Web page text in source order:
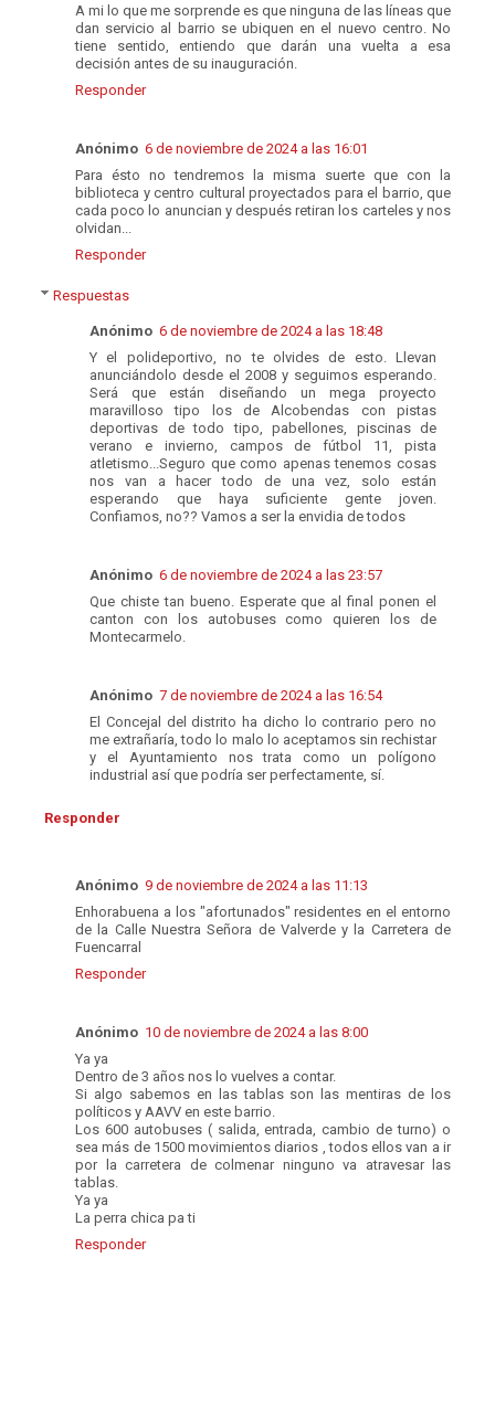
A mi lo que me sorprende es que ninguna de las líneas que
dan servicio al barrio se ubiquen en el nuevo centro. No
tiene sentido, entiendo que darán una vuelta a esa
decisión antes de su inauguración.
Responder
Anónimo 6 de noviembre de 2024 a las 16:01
Para ésto no tendremos la misma suerte que con la
biblioteca y centro cultural proyectados para el barrio, que
cada poco lo anuncian y después retiran los carteles y nos
olvidan...
Responder
Respuestas
Anónimo 6 de noviembre de 2024 a las 18:48
Y el polideportivo, no te olvides de esto. Llevan
anunciándolo desde el 2008 y seguimos esperando.
Será que están diseñando un mega proyecto
maravilloso tipo los de Alcobendas con pistas
deportivas de todo tipo, pabellones, piscinas de
verano e invierno, campos de fútbol 11, pista
atletismo...Seguro que como apenas tenemos cosas
nos van a hacer todo de una vez, solo están
esperando que haya suficiente gente joven.
Confiamos, no?? Vamos a ser la envidia de todos
Anónimo 6 de noviembre de 2024 a las 23:57
Que chiste tan bueno. Esperate que al final ponen el
canton con los autobuses como quieren los de
Montecarmelo.
Anónimo 7 de noviembre de 2024 a las 16:54
El Concejal del distrito ha dicho lo contrario pero no
me extrañaría, todo lo malo lo aceptamos sin rechistar
y el Ayuntamiento nos trata como un polígono
industrial así que podría ser perfectamente, sí.
Responder
Anónimo 9 de noviembre de 2024 a las 11:13
Enhorabuena a los "afortunados" residentes en el entorno
de la Calle Nuestra Señora de Valverde y la Carretera de
Fuencarral
Responder
Anónimo 10 de noviembre de 2024 a las 8:00
Ya ya
Dentro de 3 años nos lo vuelves a contar.
Si algo sabemos en las tablas son las mentiras de los
políticos y AAVV en este barrio.
Los 600 autobuses ( salida, entrada, cambio de turno) o
sea más de 1500 movimientos diarios , todos ellos van a ir
por la carretera de colmenar ninguno va atravesar las
tablas.
Ya ya
La perra chica pa ti
Responder